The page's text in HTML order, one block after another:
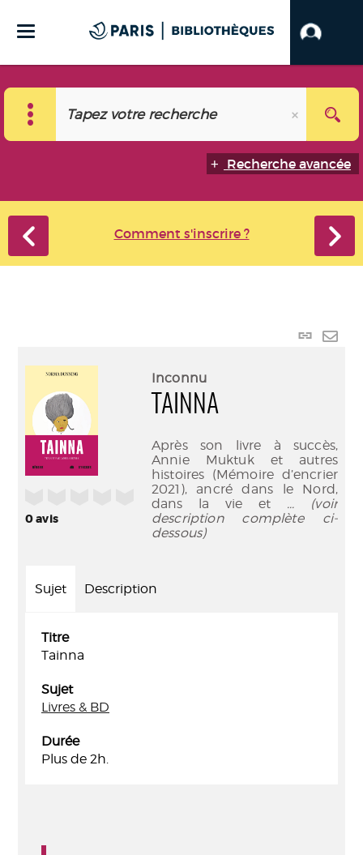
Recherche avancée
Comment s'inscrire ?
Lien
0avis
Inconnu
TAINNA
Après son livre à succès,
Annie Muktuk et autres
histoires (Mémoire d’encrier
2021), ancré dans le Nord,
dans la vie et ... (voir
description complète ci-
dessous)
Sujet Description
Titre
Tainna
Sujet
Livres & BD
Durée
Plus de 2h.